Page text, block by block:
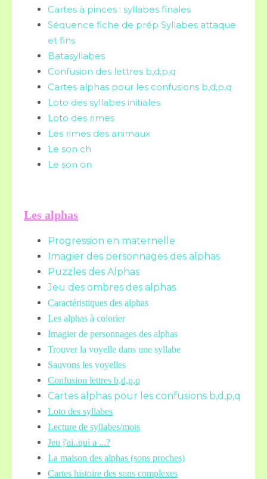
Cartes à pinces : syllabes finales
Séquence fiche de prép Syllabes attaque
et fins
Batasyllabes
Confusion des lettres b,d,p,q
Cartes alphas pour les confusions b,d,p,q
Loto des syllabes initiales
Loto des rimes
Les rimes des animaux
Le son ch
Le son on
Les alphas
Progression en maternelle
Imagier des personnages des alphas
Puzzles des Alphas
Jeu des ombres des alphas
Caractéristiques des alphas
Les alphas à colorier
Imagier de personnages des alphas
Trouver la voyelle dans une syllabe
Sauvons les voyelles
Confusion lettres b,d,p,q
Cartes alphas pour les confusions b,d,p,q
Loto des syllabes
Lecture de syllabes/mots
Jeu j'ai..qui a ...?
La maison des alphas (sons proches)
Cartes histoire des sons complexes